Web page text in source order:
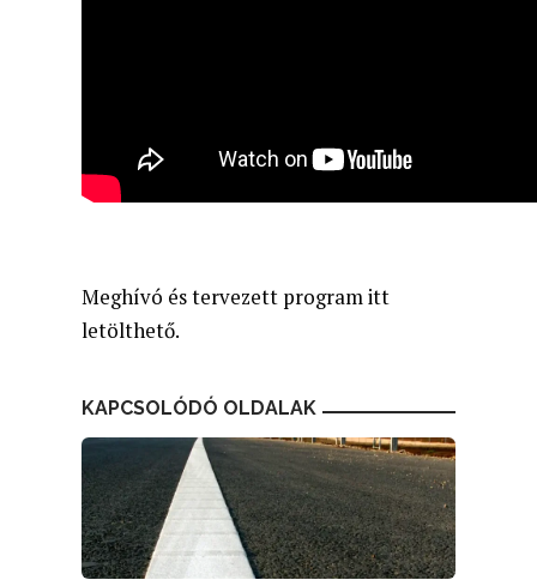
Meghívó és tervezett program itt
letölthető.
KAPCSOLÓDÓ OLDALAK